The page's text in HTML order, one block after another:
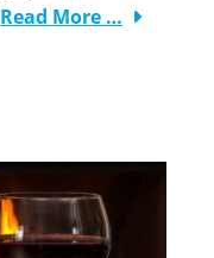
Read More …